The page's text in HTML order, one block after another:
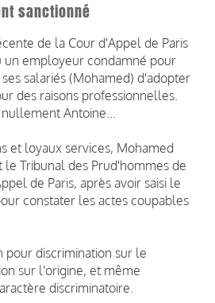
sanctionné
de la Cour d'Appel de Paris
un employeur condamné pour
salariés (Mohamed) d'adopter
des raisons professionnelles.
Antoine...
et loyaux services, Mohamed
Tribunal des Prud'hommes de
de Paris, après avoir saisi le
constater les actes coupables
discrimination sur le
sur l'origine, et même
discriminatoire.